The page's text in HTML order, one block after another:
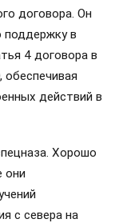
договора. Он
поддержку в
4 договора в
действий в
Хорошо
они
с севера на